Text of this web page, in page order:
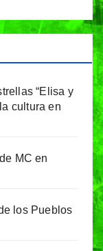
“Elisa y
cultura en
MC en
los Pueblos